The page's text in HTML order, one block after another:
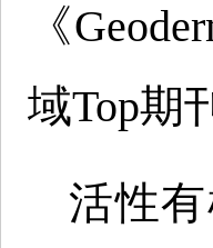
《
域Top期
活性